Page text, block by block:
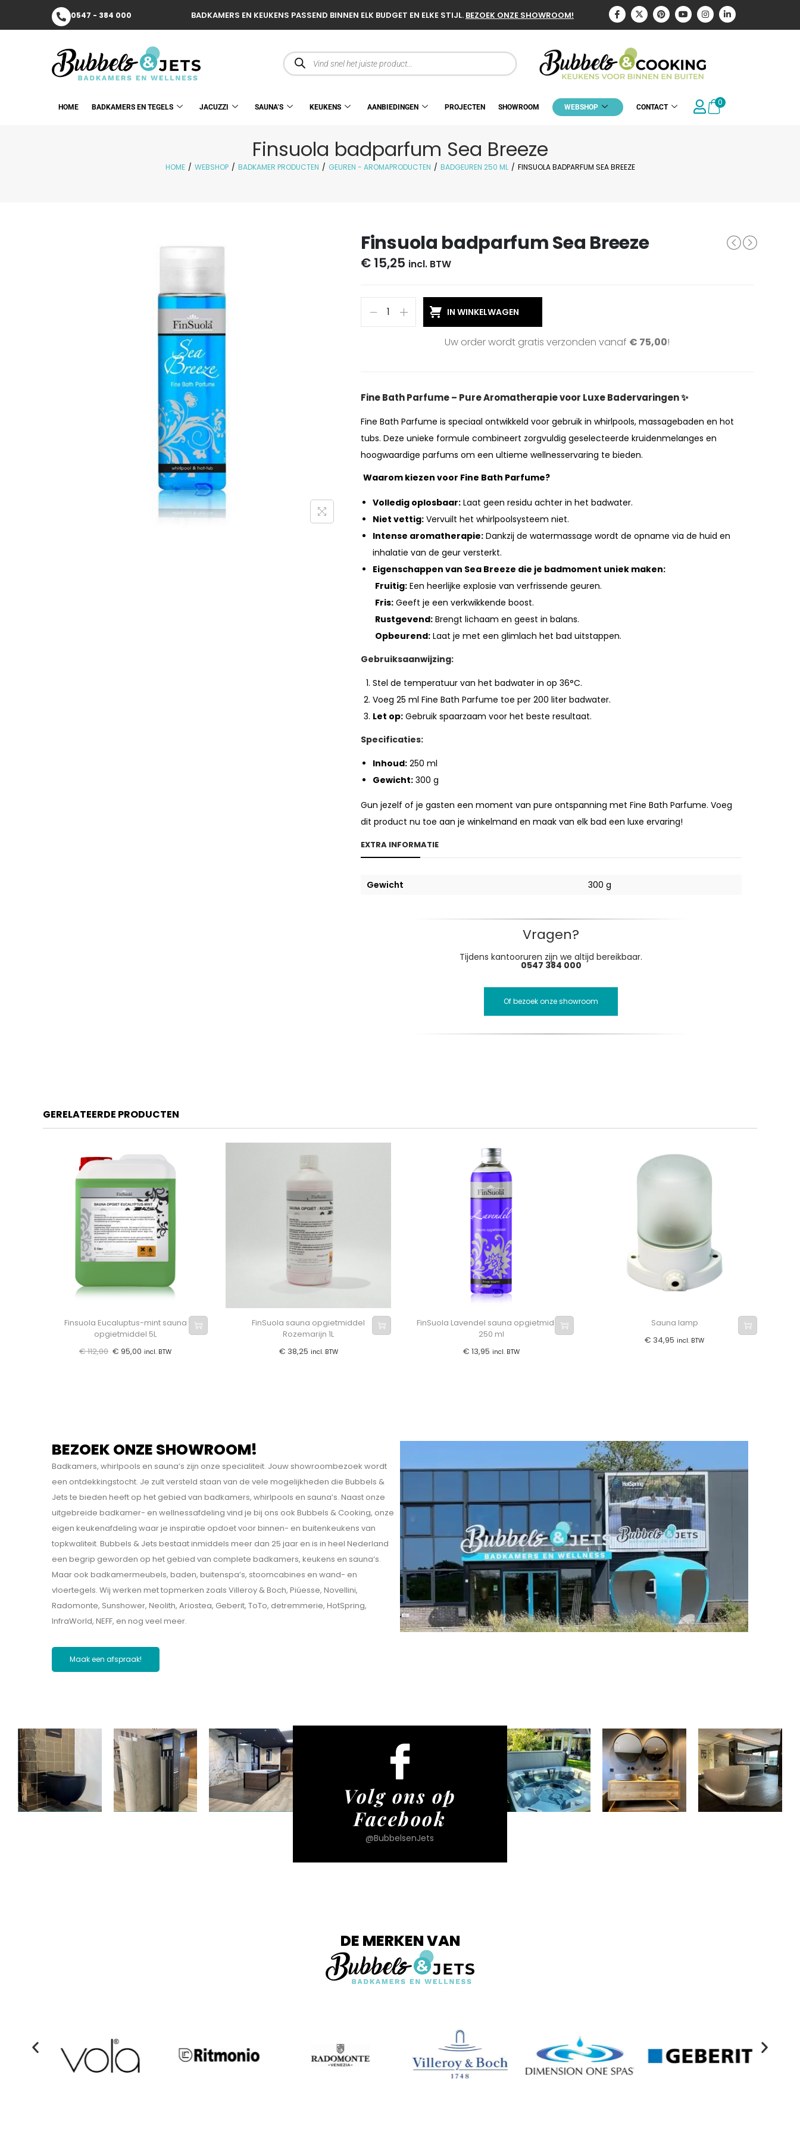
0547 - 384 000 BADKAMERS EN KEUKENS PASSEND BINNEN ELK BUDGET EN ELKE STIJL. BEZOEK ONZE SHOWROOM!
HOME BADKAMERS EN TEGELS JACUZZI SAUNA’S KEUKENS AANBIEDINGEN PROJECTEN SHOWROOM WEBSHOP CONTACT 0
Finsuola badparfum Sea Breeze
HOME / WEBSHOP / BADKAMER PRODUCTEN / GEUREN - AROMAPRODUCTEN / BADGEUREN 250 ML / FINSUOLA BADPARFUM SEA BREEZE
Finsuola badparfum Sea Breeze
€ 15,25 incl. BTW
IN WINKELWAGEN
Uw order wordt gratis verzonden vanaf € 75,00!
Fine Bath Parfume – Pure Aromatherapie voor Luxe Badervaringen ✨
Fine Bath Parfume is speciaal ontwikkeld voor gebruik in whirlpools, massagebaden en hot
tubs. Deze unieke formule combineert zorgvuldig geselecteerde kruidenmelanges en
hoogwaardige parfums om een ultieme wellnesservaring te bieden.
Waarom kiezen voor Fine Bath Parfume?
Volledig oplosbaar: Laat geen residu achter in het badwater.
Niet vettig: Vervuilt het whirlpoolsysteem niet.
Intense aromatherapie: Dankzij de watermassage wordt de opname via de huid en
inhalatie van de geur versterkt.
Eigenschappen van Sea Breeze die je badmoment uniek maken:
Fruitig: Een heerlijke explosie van verfrissende geuren.
Fris: Geeft je een verkwikkende boost.
Rustgevend: Brengt lichaam en geest in balans.
Opbeurend: Laat je met een glimlach het bad uitstappen.
Gebruiksaanwijzing:
Stel de temperatuur van het badwater in op 36°C.
Voeg 25 ml Fine Bath Parfume toe per 200 liter badwater.
Let op: Gebruik spaarzaam voor het beste resultaat.
Specificaties:
Inhoud: 250 ml
Gewicht: 300 g
Gun jezelf of je gasten een moment van pure ontspanning met Fine Bath Parfume. Voeg
dit product nu toe aan je winkelmand en maak van elk bad een luxe ervaring!
EXTRA INFORMATIE
Gewicht 300 g
Vragen?
Tijdens kantooruren zijn we altijd bereikbaar.
0547 384 000
Of bezoek onze showroom
GERELATEERDE PRODUCTEN
Finsuola Eucaluptus-mint sauna
opgietmiddel 5L
€112,00 € 95,00 incl. BTW
FinSuola sauna opgietmiddel
Rozemarijn 1L
€ 38,25 incl. BTW
FinSuola Lavendel sauna opgietmiddel
250 ml
€ 13,95 incl. BTW
Sauna lamp
€ 34,95 incl. BTW
BEZOEK ONZE SHOWROOM!
Badkamers, whirlpools en sauna’s zijn onze specialiteit. Jouw showroombezoek wordt
een ontdekkings­tocht. Je zult versteld staan van de vele mogelijkheden die Bubbels &
Jets te bieden heeft op het gebied van badkamers, whirlpools en sauna’s. Naast onze
uitgebreide badkamer- en wellnessafdeling vind je bij ons ook Bubbels & Cooking, onze
eigen keukenafdeling waar je inspiratie opdoet voor binnen- en buitenkeukens van
topkwaliteit. Bubbels & Jets bestaat inmiddels meer dan 25 jaar en is in heel Nederland
een begrip geworden op het gebied van complete badkamers, keukens en sauna’s.
Maar ook badkamermeubels, baden, buitenspa’s, stoomcabines en wand- en
vloertegels. Wij werken met topmerken zoals Villeroy & Boch, Piúesse, Novellini,
Radomonte, Sunshower, Neolith, Ariostea, Geberit, ToTo, detremmerie, HotSpring,
InfraWorld, NEFF, en nog veel meer.
Maak een afspraak!
Volg ons op
Facebook
@BubbelsenJets
DE MERKEN VAN